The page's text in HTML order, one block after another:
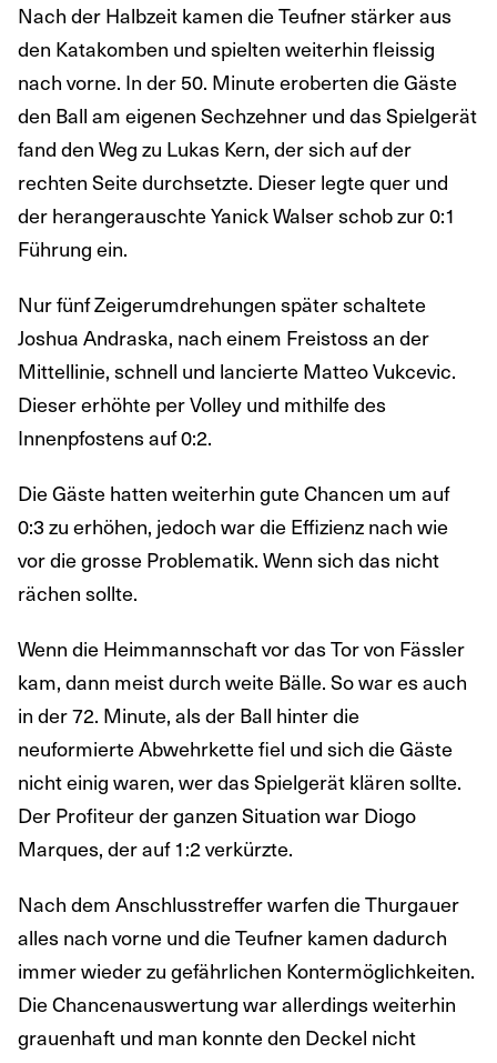
Nach der Halbzeit kamen die Teufner stärker aus
den Katakomben und spielten weiterhin fleissig
nach vorne. In der 50. Minute eroberten die Gäste
den Ball am eigenen Sechzehner und das Spielgerät
fand den Weg zu Lukas Kern, der sich auf der
rechten Seite durchsetzte. Dieser legte quer und
der herangerauschte Yanick Walser schob zur 0:1
Führung ein.
Nur fünf Zeigerumdrehungen später schaltete
Joshua Andraska, nach einem Freistoss an der
Mittellinie, schnell und lancierte Matteo Vukcevic.
Dieser erhöhte per Volley und mithilfe des
Innenpfostens auf 0:2.
Die Gäste hatten weiterhin gute Chancen um auf
0:3 zu erhöhen, jedoch war die Effizienz nach wie
vor die grosse Problematik. Wenn sich das nicht
rächen sollte.
Wenn die Heimmannschaft vor das Tor von Fässler
kam, dann meist durch weite Bälle. So war es auch
in der 72. Minute, als der Ball hinter die
neuformierte Abwehrkette fiel und sich die Gäste
nicht einig waren, wer das Spielgerät klären sollte.
Der Profiteur der ganzen Situation war Diogo
Marques, der auf 1:2 verkürzte.
Nach dem Anschlusstreffer warfen die Thurgauer
alles nach vorne und die Teufner kamen dadurch
immer wieder zu gefährlichen Kontermöglichkeiten.
Die Chancenauswertung war allerdings weiterhin
grauenhaft und man konnte den Deckel nicht